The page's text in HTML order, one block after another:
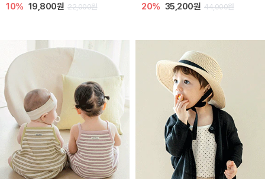
10% 19,800원 22,000원 20% 35,200원 44,000원